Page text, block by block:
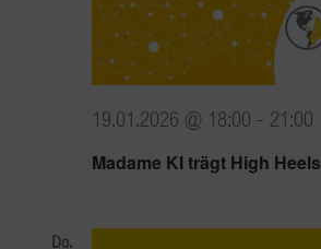
Madame KI trägt High Heels
19.01.2026 @ 18:00 - 21:00
Do.